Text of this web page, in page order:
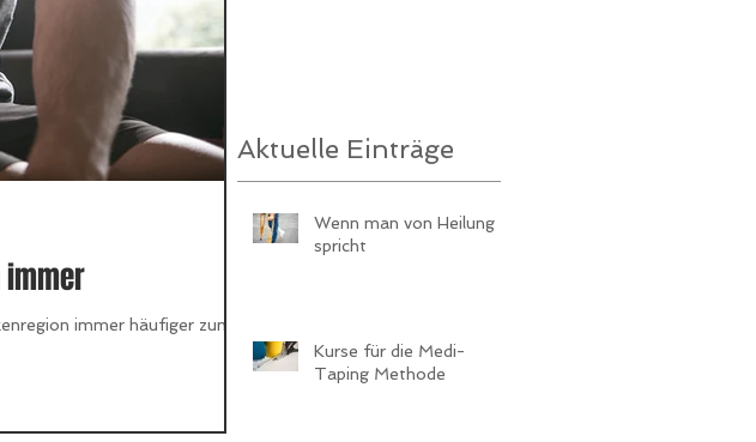
immer
immer häufiger zum
Aktuelle Einträge
Wenn man von Heilung
spricht
Kurse für die Medi-
Taping Methode